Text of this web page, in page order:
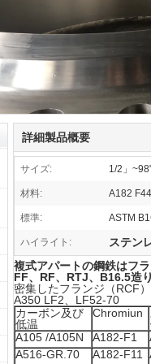
詳細製品概要
サイズ: 1/2」
材料: A182
標準: ASTM
ハイライト: ステン
複式アパートの鋼鉄はフ
FF、RF、RTJ、B16.5造
密集したフランジ（RCF
A350 LF2、LF52-70
カーボン及び
低温
Chromiun
A105 /A105N
A182-F1
A516-GR.70
A182-F11